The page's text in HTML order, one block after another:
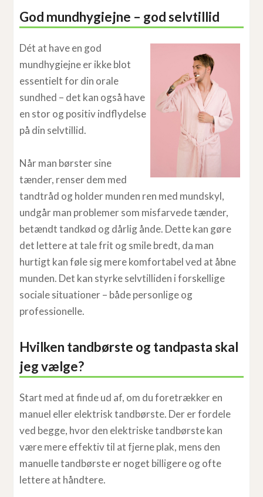
God mundhygiejne – god selvtillid
Dét at have en god
mundhygiejne er ikke blot
essentielt for din orale
sundhed – det kan også have
en stor og positiv indflydelse
på din selvtillid.
Når man børster sine
tænder, renser dem med
tandtråd og holder munden ren med mundskyl,
undgår man problemer som misfarvede tænder,
betændt tandkød og dårlig ånde. Dette kan gøre
det lettere at tale frit og smile bredt, da man
hurtigt kan føle sig mere komfortabel ved at åbne
munden. Det kan styrke selvtilliden i forskellige
sociale situationer – både personlige og
professionelle.
Hvilken tandbørste og tandpasta skal
jeg vælge?
Start med at finde ud af, om du foretrækker en
manuel eller elektrisk tandbørste. Der er fordele
ved begge, hvor den elektriske tandbørste kan
være mere effektiv til at fjerne plak, mens den
manuelle tandbørste er noget billigere og ofte
lettere at håndtere.